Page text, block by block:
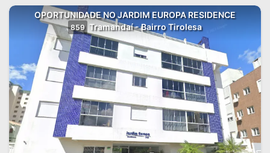
OPORTUNIDADE NO JARDIM EUROPA RESIDENCE
859 Tramandaí - Bairro Tirolesa